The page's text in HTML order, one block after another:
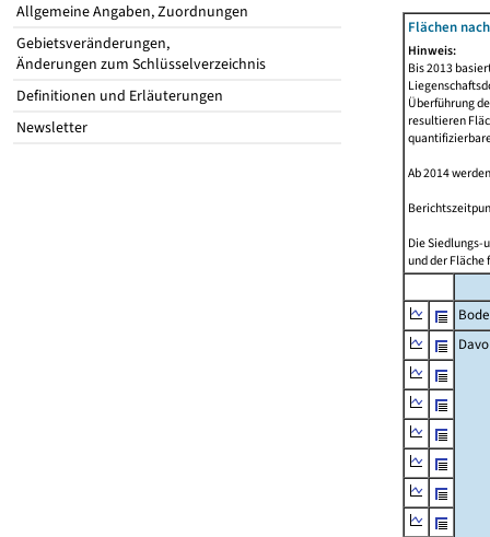
Allgemeine Angaben, Zuordnungen
Gebietsveränderungen,
Änderungen zum Schlüsselverzeichnis
Definitionen und Erläuterungen
Newsletter
Flächen
Hinweis:
Bis 2013
Überführung
resultieren
Ab 2014
Die Siedlungs-
und der Fläche